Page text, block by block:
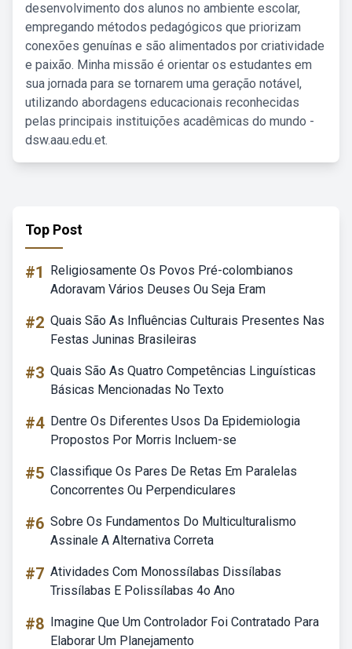
desenvolvimento dos alunos no ambiente escolar,
empregando métodos pedagógicos que priorizam
conexões genuínas e são alimentados por criatividade
e paixão. Minha missão é orientar os estudantes em
sua jornada para se tornarem uma geração notável,
utilizando abordagens educacionais reconhecidas
pelas principais instituições acadêmicas do mundo -
dsw.aau.edu.et.
Top Post
#1
Religiosamente Os Povos Pré-colombianos
Adoravam Vários Deuses Ou Seja Eram
#2 Quais São As Influências Culturais Presentes Nas
Festas Juninas Brasileiras
#3 Quais São As Quatro Competências Linguísticas
Básicas Mencionadas No Texto
#4 Dentre Os Diferentes Usos Da Epidemiologia
Propostos Por Morris Incluem-se
#5 Classifique Os Pares De Retas Em Paralelas
Concorrentes Ou Perpendiculares
#6 Sobre Os Fundamentos Do Multiculturalismo
Assinale A Alternativa Correta
#7 Atividades Com Monossílabas Dissílabas
Trissílabas E Polissílabas 4o Ano
#8 Imagine Que Um Controlador Foi Contratado Para
Elaborar Um Planejamento